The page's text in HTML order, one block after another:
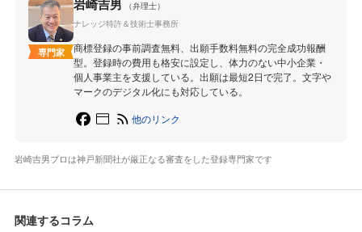
専門家
岩崎吉男
（弁理士）
ナレッジ特許＆技術士事務所
商標登録の事前調査無料、出願手数料無料の完全成功報酬
型。登録時の費用も格安に設定し、体力のない中小企業・
個人事業主を支援している。出願は最短2日で完了。文字や
マークのデジタル化にも対応している。
他のリンク
岩崎吉男プロは神戸新聞社が厳正なる審査をした登録専門家です
関連するコラム